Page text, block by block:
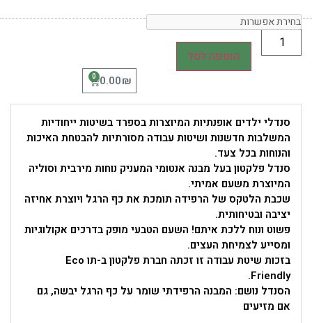
הוספה לסל
0.00₪
0
סנדלי ילדים אופנתיות המיוצרות בספרד בשיטות ייחודיות
המשלבות חדשנות ושיטות עבודה מסורתיות להבטחת האיכות
והנוחות בכל צעד.
סנדל פלקטון בעל מבנה אנטומי המעניק נוחות מירבית וסוליה
המיוצרת משעם אמיתי.
שכבת הלטקס של הרפידה תומכת את כף הרגל ויוצרת אחיזה
יציבה ובטיחותית.
פשוט ונוח ללכת איתם! השעם הטבעי מופק בדרכים אקולוגיות
ומסייע לצמיחת העצים.
בזכות שיטת עבודה זו זכתה חברת פלקטון ב-תו Eco
Friendly.
הסנדל נושם: המבנה הרפידתי שומר על כף הרגל יבשה, גם
אם מזיעים